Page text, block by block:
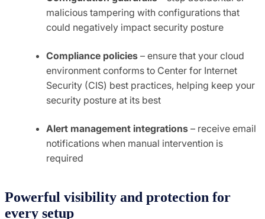
malicious tampering with configurations that
could negatively impact security posture
Compliance policies – ensure that your cloud
environment conforms to Center for Internet
Security (CIS) best practices, helping keep your
security posture at its best
Alert management integrations – receive email
notifications when manual intervention is
required
Powerful visibility and protection for
every setup